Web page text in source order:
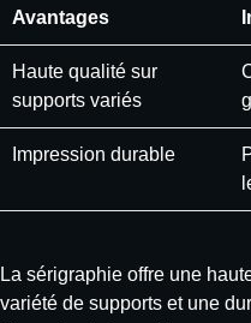
Avantages
Haute qualité sur
supports variés
Impression durable
La sérigraphie offre une
variété de supports et une